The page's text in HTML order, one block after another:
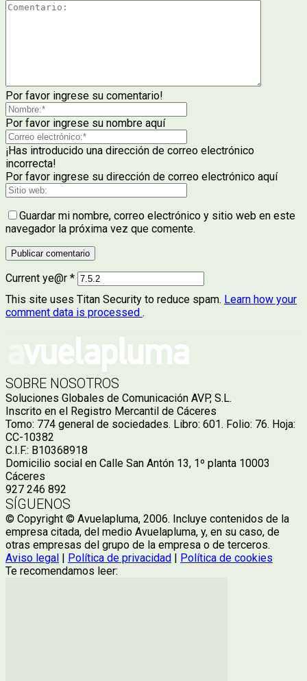
Por favor ingrese su comentario!
Por favor ingrese su nombre aquí
¡Has introducido una dirección de correo electrónico
incorrecta!
Por favor ingrese su dirección de correo electrónico aquí
Guardar mi nombre, correo electrónico y sitio web en este
navegador la próxima vez que comente.
Current ye@r *
This site uses Titan Security to reduce spam. Learn how your
comment data is processed .
SOBRE NOSOTROS
Soluciones Globales de Comunicación AVP, S.L.
Inscrito en el Registro Mercantil de Cáceres
Tomo: 774 general de sociedades. Libro: 601. Folio: 76. Hoja:
CC-10382
C.I.F.: B10368918
Domicilio social en Calle San Antón 13, 1º planta 10003
Cáceres
927 246 892
SÍGUENOS
© Copyright © Avuelapluma, 2006. Incluye contenidos de la
empresa citada, del medio Avuelapluma, y, en su caso, de
otras empresas del grupo de la empresa o de terceros.
Aviso legal | Política de privacidad | Política de cookies
Te recomendamos leer: